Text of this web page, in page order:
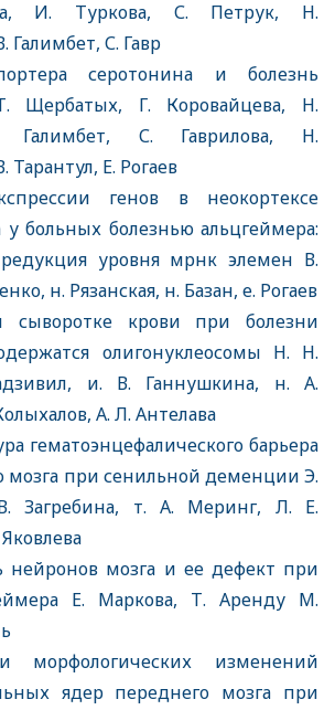
И. Туркова, С. Петрук, Н.
Галимбет, С. Гавр
серотонина и болезнь
Щербатых, Г. Коровайцева, Н.
Галимбет, С. Гаврилова, Н.
Тарантул, Е. Рогаев
генов в неокортексе
у больных болезнью альцгеймера:
редукция уровня мрнк элемен В.
н. Рязанская, н. Базан, е. Рогаев
крови при болезни
олигонуклеосомы Н. Н.
и. В. Ганнушкина, н. А.
А. Л. Антелава
гематоэнцефалического барьера
мозга при сенильной деменции Э.
Загребина, т. А. Меринг, Л. Е.
нейронов мозга и ее дефект при
Е. Маркова, Т. Аренду М.
морфологических изменений
ядер переднего мозга при